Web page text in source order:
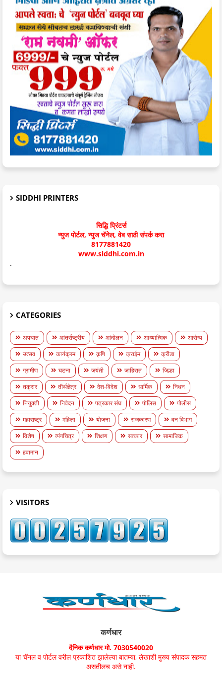
SIDDHI PRINTERS
सिद्धि प्रिंटर्स
न्युज पोर्टल, न्युज चॅनेल, वेब साठी संपर्क करा
8177881420
www.siddhi.com.in
.
CATEGORIES
अपघात आंतर्राष्ट्रीय आंदोलन आध्यात्मिक
आरोग्य
उत्सव
कार्यक्रम कृषि क्राईम
क्रीडा
ग्रामीण
घटना जयंती जाहिरात
जिल्हा
तक्रार
तीर्थक्षेत्र देश-विदेश धार्मिक
निधन
नियुक्ती
निवेदन पत्रकार संघ पोलिस
पोलीस
महाराष्ट्र
महिला योजना राजकारण
वन विभाग
विशेष
व्यंगचित्र शिक्षण सत्कार
सामाजिक
हवामान
VISITORS
कर्णधार
दैनिक कर्णधार मो. 7030540020
या चॅनल व पोर्टल वरील प्रकाशित झालेल्या बातम्या, लेखाशी मुख्य संपादक सहमत
असतीलच असे नाही.